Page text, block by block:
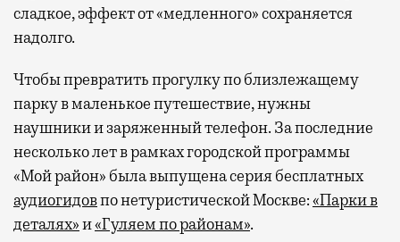
сладкое, эффект от «медленного» сохраняется
надолго.
Чтобы превратить прогулку по близлежащему
парку в маленькое путешествие, нужны
наушники и заряженный телефон. За последние
несколько лет в рамках городской программы
«Мой район» была выпущена серия бесплатных
аудиогидовпо нетуристической Москве:«Парки в
деталях»и«Гуляем по районам».